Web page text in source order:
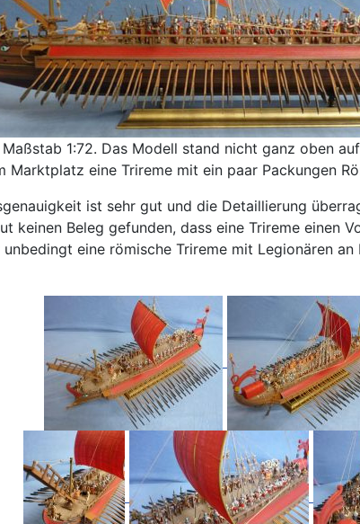
1:72. Das Modell stand nicht ganz oben
eine Trireme mit ein paar Packungen
ist sehr gut und die Detaillierung
keinen Beleg gefunden, dass eine Trireme einen
eine römische Trireme mit Legionären